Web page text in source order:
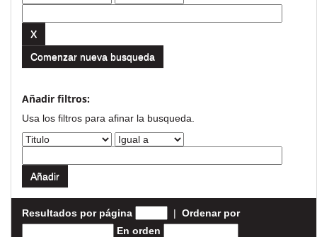
Comenzar nueva busqueda
Añadir filtros:
Usa los filtros para afinar la busqueda.
Resultados por página | Ordenar por
En orden